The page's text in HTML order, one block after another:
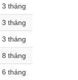
3 tháng
3 tháng
3 tháng
8 tháng
6 tháng